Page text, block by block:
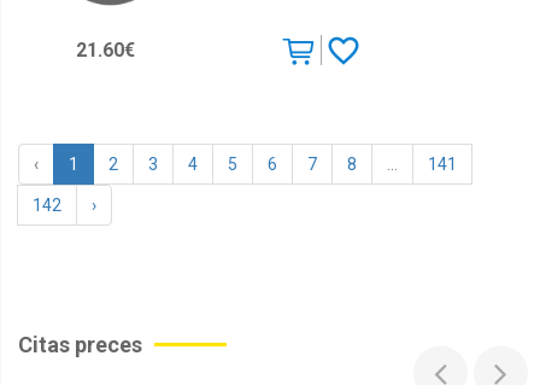
21.60€
‹ 1 2 3 4 5 6 7 8 141
142 ›
Citas preces